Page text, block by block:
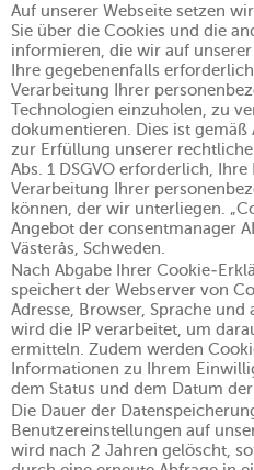
Auf unserer Webseite setzen
Sie über die Cookies und die
informieren, die wir auf
Ihre gegebenenfalls
Verarbeitung Ihrer
Technologien einzuholen, zu
dokumentieren. Dies ist gemäß
zur Erfüllung unserer
Abs. 1 DSGVO erforderlich,
Verarbeitung Ihrer
können, der wir unterliegen.
Angebot der consentmanager
Västerås, Schweden.
Nach Abgabe Ihrer Cookie-
speichert der Webserver von
Adresse, Browser, Sprache
wird die IP verarbeitet, um
ermitteln. Zudem werden
Informationen zu Ihrem
dem Status und dem Datum
Die Dauer der
Benutzereinstellungen auf
wird nach 2 Jahren gelöscht,